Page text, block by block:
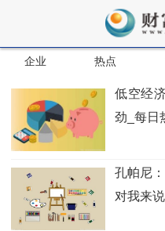
企业 热点
低空经
劲_每日
孔帕尼
对我来